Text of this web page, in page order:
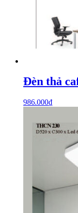
Đèn thả
986.000₫